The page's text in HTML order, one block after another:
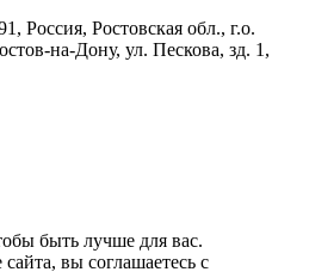
Россия, Ростовская обл., г.о.
на-Дону, ул. Пескова, зд. 1,
быть лучше для вас.
вы соглашаетесь с